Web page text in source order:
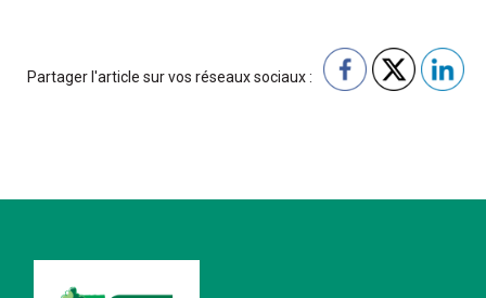
Partager l'article sur vos réseaux sociaux :